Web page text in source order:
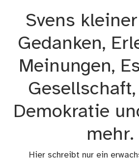
Svens
Gedanken,
Meinungen,
Demokratie
mehr.
Hier schreibt nur ein